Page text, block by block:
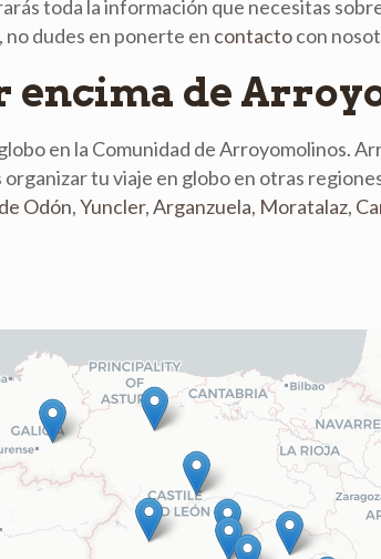
toda la información que necesitas
dudes en ponerte en contactocon
encima de
en la Comunidad de Arroyomolinos.
tu viaje en globo en otras
Odón,Yuncler,Arganzuela, Moratalaz,